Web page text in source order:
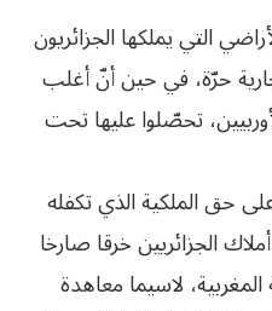
التي يملكها الجزائريون
حرّة، في حين أنّ أغلب
تحصّلوا عليها تحت
حق الملكية الذي تكفله
الجزائريين خرقا صارخا
لاسيما معاهدة